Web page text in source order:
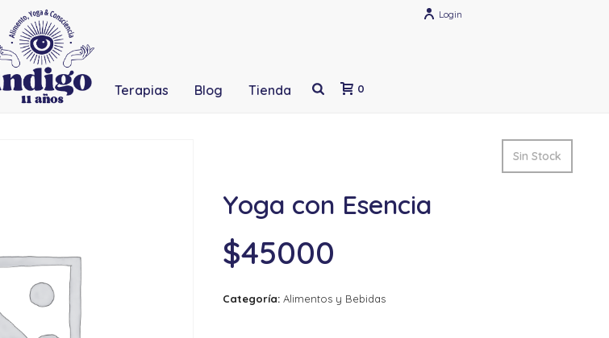
Login
Terapias Blog Tienda 0
Sin Stock
Yoga con Esencia
$45000
Categoría: Alimentos y Bebidas